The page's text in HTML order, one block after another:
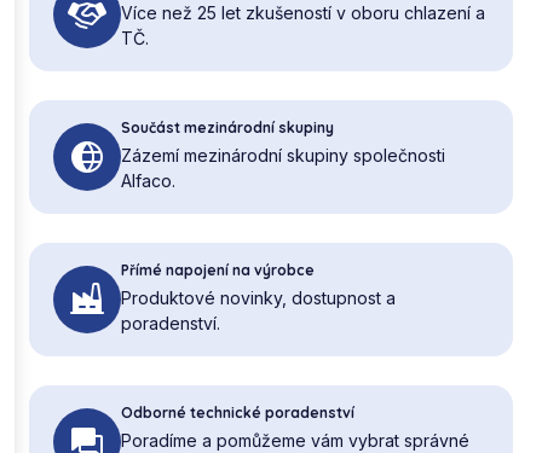
Více než 25 let zkušeností v oboru chlazení a
TČ.
Součást mezinárodní skupiny
Zázemí mezinárodní skupiny společnosti
Alfaco.
Přímé napojení na výrobce
Produktové novinky, dostupnost a
poradenství.
Odborné technické poradenství
Poradíme a pomůžeme vám vybrat správné